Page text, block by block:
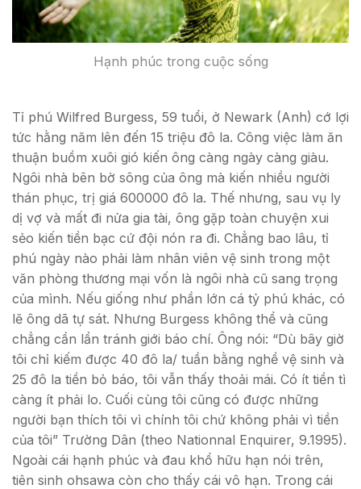
Hạnh phúc trong cuộc sống
Tỉ phú Wilfred Burgess, 59 tuổi, ở Newark (Anh) cớ lợi
tức hằng năm lên đến 15 triệu đô la. Công việc làm ăn
thuận buồm xuôi gió kiến ông càng ngày càng giàu.
Ngôi nhà bên bờ sông của ông mà kiến nhiều người
thán phục, trị giá 600000 đô la. Thế nhưng, sau vụ ly
dị vợ và mất đi nửa gia tài, ông gặp toàn chuyện xui
sẻo kiến tiền bạc cứ đội nón ra đi. Chẳng bao lâu, tỉ
phú ngày nào phải làm nhân viên vệ sinh trong một
văn phòng thương mại vốn là ngôi nhà cũ sang trọng
của mình. Nếu giống như phần lớn cá tỷ phú khác, có
lẽ ông dã tự sát. Nhưng Burgess không thể và cũng
chẳng cần lẩn tránh giới báo chí. Ông nói: “Dù bây giờ
tôi chỉ kiếm được 40 đô la/ tuần bằng nghề vệ sinh và
25 đô la tiền bỏ báo, tôi vẫn thấy thoải mái. Có ít tiền tì
càng ít phải lo. Cuối cùng tôi cũng có được những
người bạn thích tôi vì chính tôi chứ không phải vì tiền
của tôi” Trường Dân (theo Nationnal Enquirer, 9.1995).
Ngoài cái hạnh phúc và đau khổ hữu hạn nói trên,
tiên sinh ohsawa còn cho thấy cái vô hạn. Trong cái